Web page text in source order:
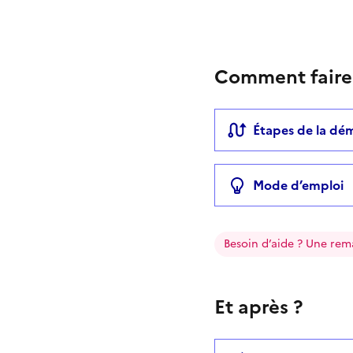
Comment
Étapes de la
Mode d’emploi
Besoin d’aide ? Une
Et après ?